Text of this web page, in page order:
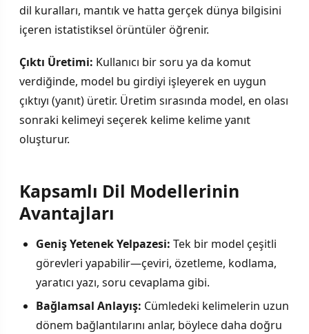
dil kuralları, mantık ve hatta gerçek dünya bilgisini
içeren istatistiksel örüntüler öğrenir.
Çıktı Üretimi: Kullanıcı bir soru ya da komut
verdiğinde, model bu girdiyi işleyerek en uygun
çıktıyı (yanıt) üretir. Üretim sırasında model, en olası
sonraki kelimeyi seçerek kelime kelime yanıt
oluşturur.
Kapsamlı Dil Modellerinin
Avantajları
Geniş Yetenek Yelpazesi: Tek bir model çeşitli
görevleri yapabilir—çeviri, özetleme, kodlama,
yaratıcı yazı, soru cevaplama gibi.
Bağlamsal Anlayış: Cümledeki kelimelerin uzun
dönem bağlantılarını anlar, böylece daha doğru